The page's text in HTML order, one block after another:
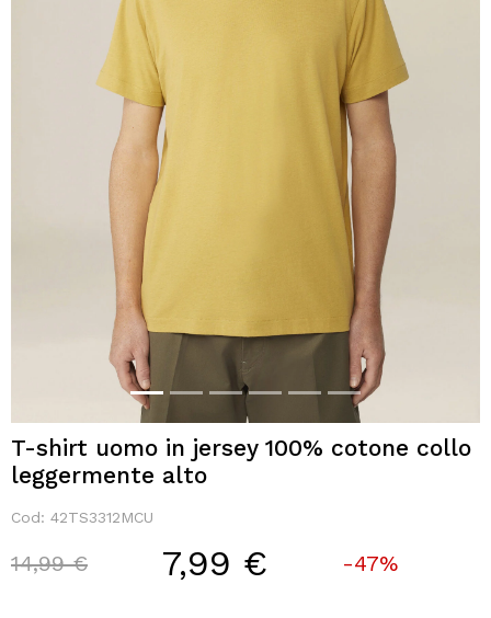
T-shirt uomo in jersey 100% cotone collo
leggermente alto
Cod: 42TS3312MCU
Price reduced from
14,99 €to 7,99 € -47%